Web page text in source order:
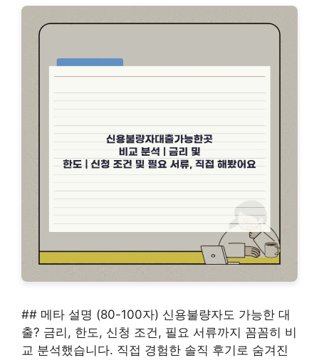
## 메타 설명 (80-100자) 신용불량자도 가능한 대
출? 금리, 한도, 신청 조건, 필요 서류까지 꼼꼼히 비
교 분석했습니다. 직접 경험한 솔직 후기로 숨겨진